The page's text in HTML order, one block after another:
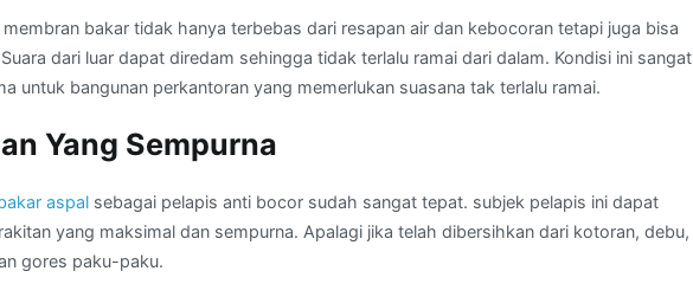
bakar tidak hanya terbebas dari resapan air dan kebocoran tetapi juga bisa
dari luar dapat diredam sehingga tidak terlalu ramai dari dalam. Kondisi ini sangat
untuk bangunan perkantoran yang memerlukan suasana tak terlalu ramai.
Yang Sempurna
aspal sebagai pelapis anti bocor sudah sangat tepat. subjek pelapis ini dapat
yang maksimal dan sempurna. Apalagi jika telah dibersihkan dari kotoran, debu,
gores paku-paku.